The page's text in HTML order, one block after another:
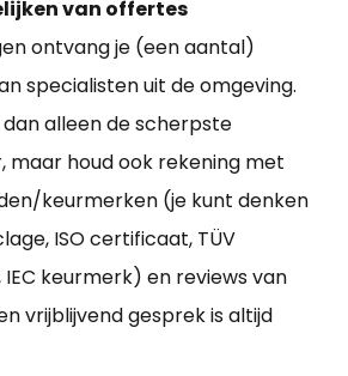
van offertes
ontvang je (een aantal)
specialisten uit de omgeving.
dan alleen de scherpste
maar houd ook rekening met
keurmerken (je kunt denken
ISO certificaat, TÜV
keurmerk) en reviews van
vrijblijvend gesprek is altijd